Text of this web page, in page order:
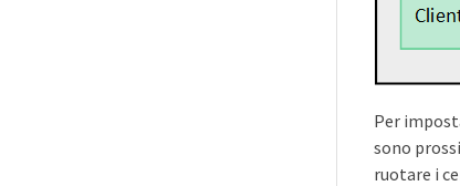
Per
sono
ruotare i